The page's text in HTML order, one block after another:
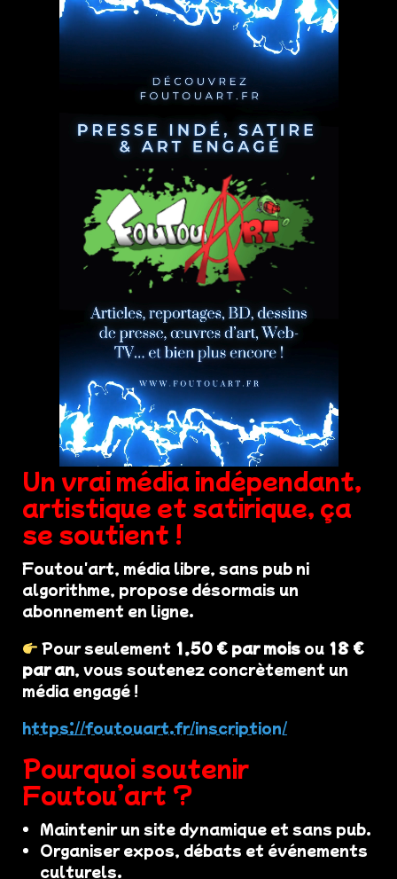
Un vrai média indépendant,
artistique et satirique, ça
se soutient !
Foutou'art, média libre, sans pub ni
algorithme, propose désormais un
abonnement en ligne.
Pour seulement 1,50 € par mois ou 18 €
par an, vous soutenez concrètement un
média engagé !
https://foutouart.fr/inscription/
Pourquoi soutenir
Foutou’art ?
Maintenir un site dynamique et sans pub.
Organiser expos, débats et événements
culturels.